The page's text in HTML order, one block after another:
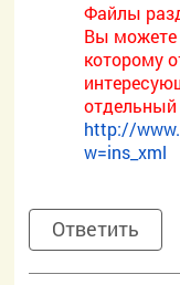
Файлы
Вы можете
которому
http://
w=ins_xml
Ответить